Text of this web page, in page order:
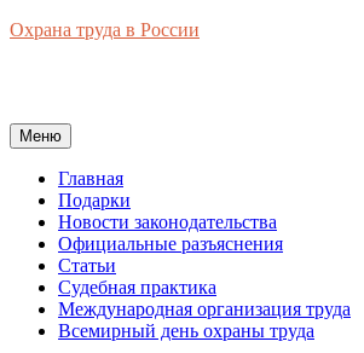
Перейти
Охрана труда в России
Меню
Главная
Подарки
Новости законодательства
Официальные разъяснения
Статьи
Судебная практика
Международная организация труда
Всемирный день охраны труда